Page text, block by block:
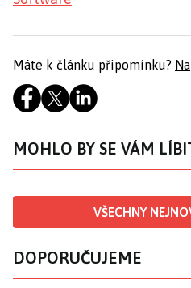
Máte k článku připomínku?
MOHLO BY SE VÁM
VŠECHNY
DOPORUČUJEME